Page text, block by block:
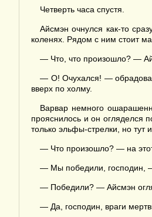
Четверть часа спустя.
Айсмэн очнулся как-то
коленях. Рядом с ним стоит
— Что, что произошло? —
— О! Очухался! —
вверх по холму.
Варвар немного
прояснилось и он огляделся
только эльфы-стрелки, но тут
— Что произошло? — на
— Мы победили, господин, —
— Победили? — Айсмэн
— Да, господин, враги